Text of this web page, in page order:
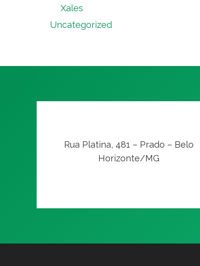
Xales
Uncategorized
Rua Platina, 481 – Prado – Belo
Horizonte/MG